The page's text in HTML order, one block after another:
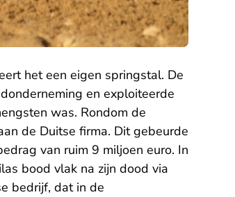
het een eigen springstal. De
en exploiteerde
was. Rondom de
de Duitse firma. Dit gebeurde
van ruim 9 miljoen euro. In
bood vlak na zijn dood via
bedrijf, dat in de